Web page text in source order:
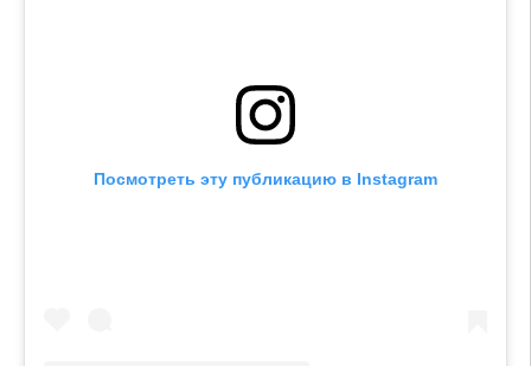
Посмотреть эту публикацию в Instagram